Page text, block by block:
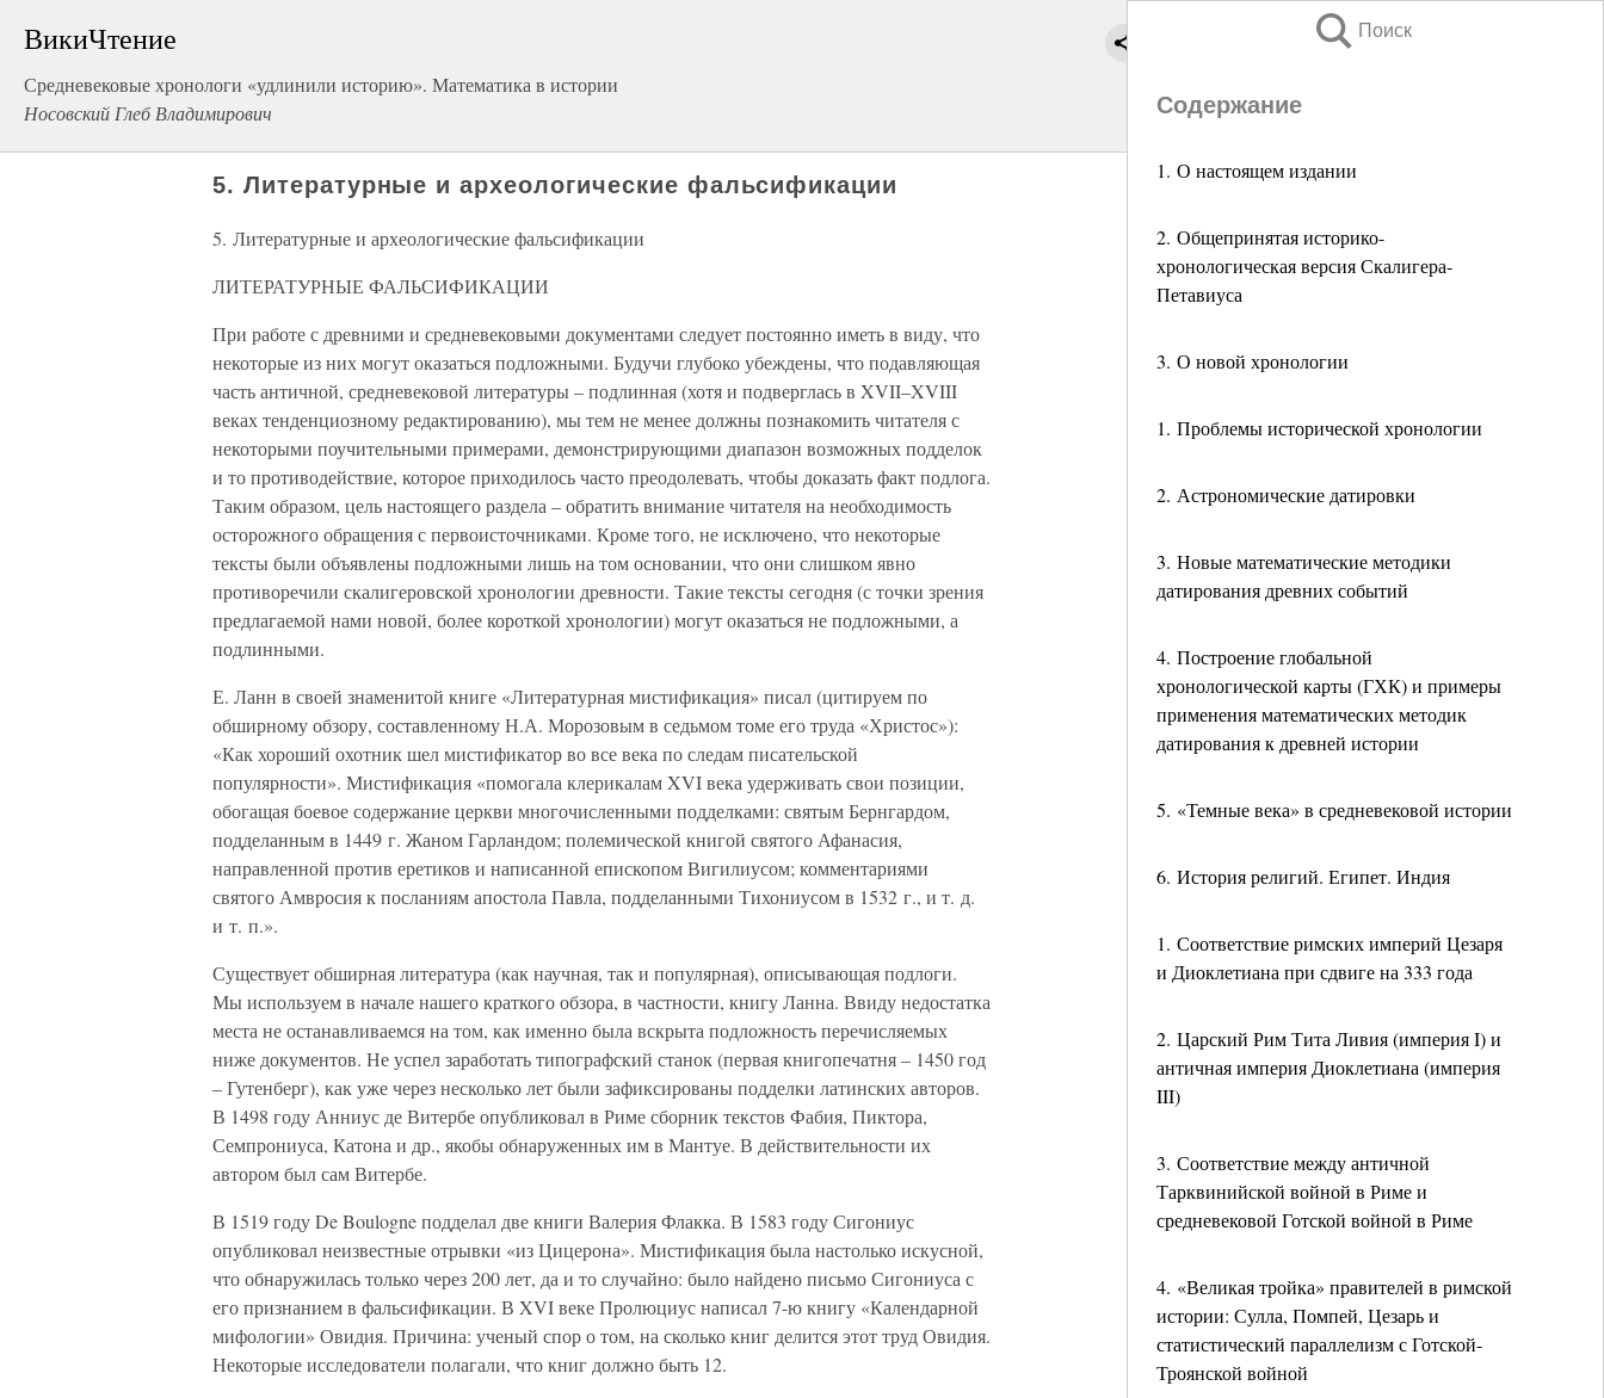
ВикиЧтение
Средневековые хронологи «удлинили историю». Математика в истории
Носовский Глеб Владимирович
Поиск
Содержание
1. О настоящем издании
2. Общепринятая историко-
хронологическая версия Скалигера-
Петавиуса
3. О новой хронологии
1. Проблемы исторической хронологии
2. Астрономические датировки
3. Новые математические методики
датирования древних событий
4. Построение глобальной
хронологической карты (ГХК) и примеры
применения математических методик
датирования к древней истории
5. «Темные века» в средневековой истории
6. История религий. Египет. Индия
1. Соответствие римских империй Цезаря
и Диоклетиана при сдвиге на 333 года
2. Царский Рим Тита Ливия (империя I) и
античная империя Диоклетиана (империя
III)
3. Соответствие между античной
Тарквинийской войной в Риме и
средневековой Готской войной в Риме
4. «Великая тройка» правителей в римской
истории: Сулла, Помпей, Цезарь и
статистический параллелизм с Готской-
Троянской войной
5. Литературные и археологические фальсификации
5. Литературные и археологические фальсификации
ЛИТЕРАТУРНЫЕ ФАЛЬСИФИКАЦИИ
При работе с древними и средневековыми документами следует постоянно иметь в виду, что
некоторые из них могут оказаться подложными. Будучи глубоко убеждены, что подавляющая
часть античной, средневековой литературы – подлинная (хотя и подверглась в XVII–XVIII
веках тенденциозному редактированию), мы тем не менее должны познакомить читателя с
некоторыми поучительными примерами, демонстрирующими диапазон возможных подделок
и то противодействие, которое приходилось часто преодолевать, чтобы доказать факт подлога.
Таким образом, цель настоящего раздела – обратить внимание читателя на необходимость
осторожного обращения с первоисточниками. Кроме того, не исключено, что некоторые
тексты были объявлены подложными лишь на том основании, что они слишком явно
противоречили скалигеровской хронологии древности. Такие тексты сегодня (с точки зрения
предлагаемой нами новой, более короткой хронологии) могут оказаться не подложными, а
подлинными.
Е. Ланн в своей знаменитой книге «Литературная мистификация» писал (цитируем по
обширному обзору, составленному Н.А. Морозовым в седьмом томе его труда «Христос»):
«Как хороший охотник шел мистификатор во все века по следам писательской
популярности». Мистификация «помогала клерикалам XVI века удерживать свои позиции,
обогащая боевое содержание церкви многочисленными подделками: святым Бернгардом,
подделанным в 1449 г. Жаном Гарландом; полемической книгой святого Афанасия,
направленной против еретиков и написанной епископом Вигилиусом; комментариями
святого Амвросия к посланиям апостола Павла, подделанными Тихониусом в 1532 г., и т. д.
и т. п.».
Существует обширная литература (как научная, так и популярная), описывающая подлоги.
Мы используем в начале нашего краткого обзора, в частности, книгу Ланна. Ввиду недостатка
места не останавливаемся на том, как именно была вскрыта подложность перечисляемых
ниже документов. Не успел заработать типографский станок (первая книгопечатня – 1450 год
– Гутенберг), как уже через несколько лет были зафиксированы подделки латинских авторов.
В 1498 году Анниус де Витербе опубликовал в Риме сборник текстов Фабия, Пиктора,
Семпрониуса, Катона и др., якобы обнаруженных им в Мантуе. В действительности их
автором был сам Витербе.
В 1519 году De Boulogne подделал две книги Валерия Флакка. В 1583 году Сигониус
опубликовал неизвестные отрывки «из Цицерона». Мистификация была настолько искусной,
что обнаружилась только через 200 лет, да и то случайно: было найдено письмо Сигониуса с
его признанием в фальсификации. В XVI веке Пролюциус написал 7-ю книгу «Календарной
мифологии» Овидия. Причина: ученый спор о том, на сколько книг делится этот труд Овидия.
Некоторые исследователи полагали, что книг должно быть 12.